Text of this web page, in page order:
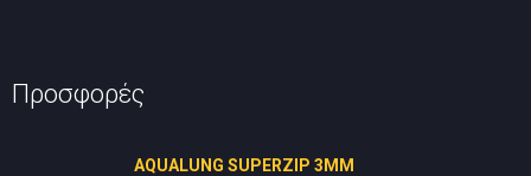
Προσφορές
AQUALUNG SUPERZIP 3MM